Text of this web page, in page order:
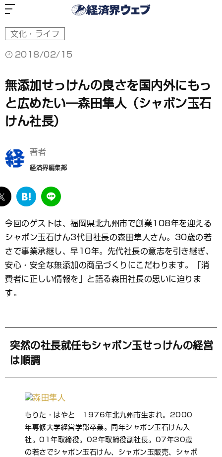
文化・ライフ
2018/02/15
無添加せっけんの良さを国内外にもっ
と広めたい―森田隼人（シャボン玉石
けん社長）
著者
経済界編集部
twitter
は
な
ブ
ッ
ク
マ
ー
ク
LINE
今回のゲストは、福岡県北九州市で創業108年を迎える
シャボン玉石けん3代目社長の森田隼人さん。30歳の若
さで事業承継し、早10年。先代社長の意志を引き継ぎ、
安心・安全な無添加の商品づくりにこだわります。「消
費者に正しい情報を」と語る森田社長の思いに迫りま
す。
突然の社長就任もシャボン玉せっけんの経営
は順調
もりた・はやと 1976年北九州市生まれ。2000
年専修大学経営学部卒業。同年シャボン玉石けん入
社。01年取締役。02年取締役副社長。07年30歳
の若さでシャボン玉石けん、シャボン玉販売、シャボ